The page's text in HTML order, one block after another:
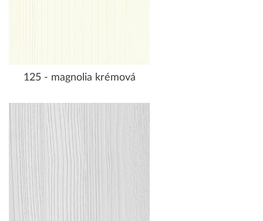
125 - magnolia krémová